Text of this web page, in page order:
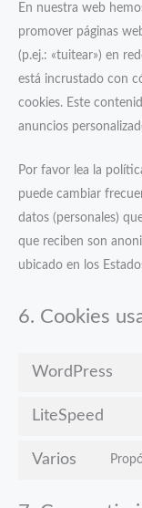
En nuestra web
promover páginas
(p.ej.: «tuitear») en
está incrustado con
cookies. Este
anuncios
Por favor lea la
puede cambiar
datos (personales)
que reciben son
ubicado en los
6. Cookies
WordPress
LiteSpeed
Varios